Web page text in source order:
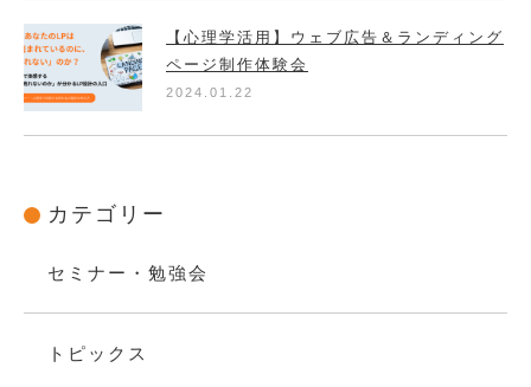
【心理学活用】ウェブ広告＆ランディング
ページ制作体験会
2024.01.22
カテゴリー
セミナー・勉強会
トピックス